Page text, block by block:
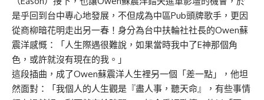
是乎回到台中專心地發展，不但成為中區Pub頭牌歌手，更因
從商柳暗花明走出另一春！身分為台中扶輪社社長的Owen蘇
震洋感慨：「人生際遇很難說，如果當時我中了E神那個角
色，或許就沒有現在的我。」
這段插曲，成了Owen蘇震洋人生裡另一個「差一點」，他坦
然面對：「我個人的人生觀是『盡人事，聽天命』，有些事情